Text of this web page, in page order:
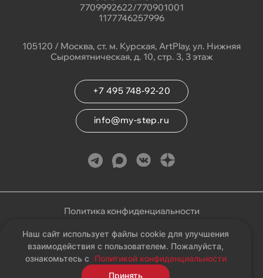
7709992622/770901001
1177746257996
105120 / Москва, ст. м. Курская, ArtPlay, ул. Нижняя
Сыромятническая, д. 10, стр. 3, 3 этаж
+7 495 748-92-20
info@my-step.ru
Политика конфиденциальности
Соглашение на обработку персональных данных
Карта сайта
Наш сайт использует файлы cookie для улучшения
взаимодействия с пользователем. Пожалуйста,
ознакомьтесь с
Политикой конфиденциальности
Принять